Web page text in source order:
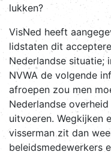
lukken?
VisNed heeft
lidstaten dit
Nederlandse situatie;
NVWA de volgende
afroepen zou men
Nederlandse
uitvoeren. Wegkijken
visserman zit dan
beleidsmedewerkers